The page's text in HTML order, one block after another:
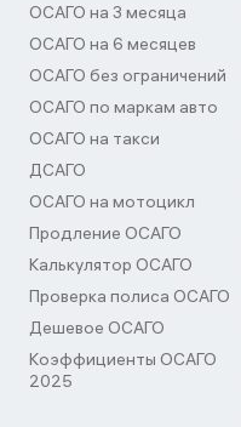
ОСАГО на 3 месяца
ОСАГО на 6 месяцев
ОСАГО без ограничений
ОСАГО по маркам авто
ОСАГО на такси
ДСАГО
ОСАГО на мотоцикл
Продление ОСАГО
Калькулятор ОСАГО
Проверка полиса ОСАГО
Дешевое ОСАГО
Коэффициенты ОСАГО
2025